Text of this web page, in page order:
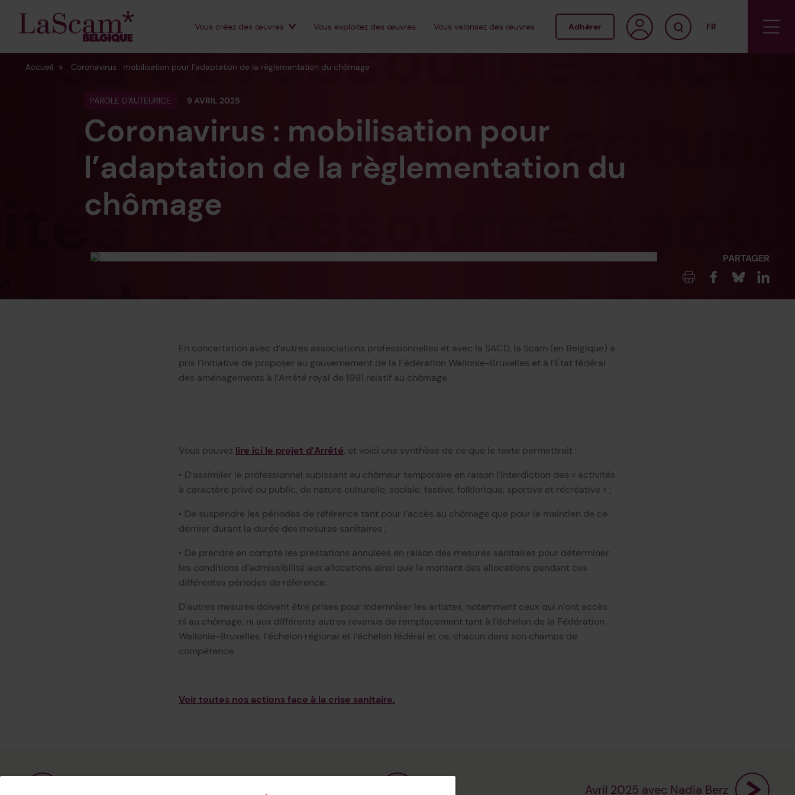
Vous créezdes œuvres
Formes émergentes
Vous exploitez des œuvres Vous valorisez des œuvres Adhérer
FR
Accueil Coronavirus : mobilisation pour l’adaptation de la règlementation du chômage
PAROLE D'AUTEURICE 9 AVRIL 2025
Coronavirus : mobilisation pour
l’adaptation de la règlementation du
chômage
PARTAGER
En concertation avec d’autres associations professionnelles et avec la SACD, la Scam (en Belgique) a
pris l’initiative de proposer au gouvernement de la Fédération Wallonie-Bruxelles et à l’État fédéral
des aménagements à l’Arrêté royal de 1991 relatif au chômage.
Vous pouvez lire ici le projet d’Arrêté, et voici une synthèse de ce que le texte permettrait :
• D’assimiler le professionnel subissant au chômeur temporaire en raison l’interdiction des « activités
à caractère privé ou public, de nature culturelle, sociale, festive, folklorique, sportive et récréative » ;
• De suspendre les périodes de référence tant pour l’accès au chômage que pour le maintien de ce
dernier durant la durée des mesures sanitaires ;
• De prendre en compte les prestations annulées en raison des mesures sanitaires pour déterminer
les conditions d’admissibilité aux allocations ainsi que le montant des allocations pendant ces
différentes périodes de référence.
D’autres mesures doivent être prises pour indemniser les artistes, notamment ceux qui n’ont accès
ni au chômage, ni aux différents autres revenus de remplacement tant à l’échelon de la Fédération
Wallonie-Bruxelles, l’échelon régional et l’échelon fédéral et ce, chacun dans son champs de
compétence.
Voir toutes nos actions face à la crise sanitaire.
Avril 2025 avec Nadia Berz